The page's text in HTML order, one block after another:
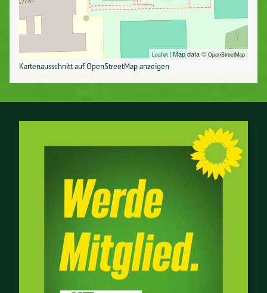
Leaflet| Map data © Open­S­treet­Map
Kar­ten­aus­schnitt auf Open­S­treet­Map anzeigen